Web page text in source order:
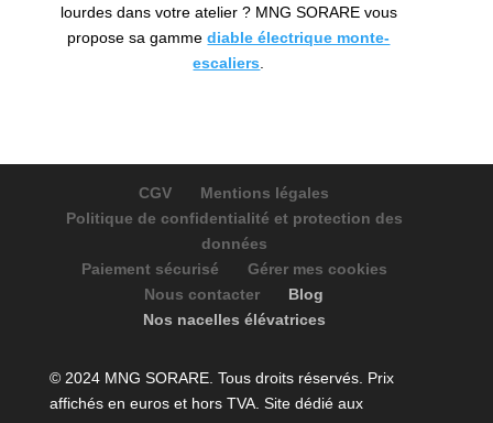
lourdes dans votre atelier ? MNG SORARE vous
propose sa gammediable électrique monte-
escaliers.
CGV
Mentions légales
Politique de confidentialité et protection des
données
Paiement sécurisé
Gérer mes cookies
Nous contacter
Blog
Nos nacelles élévatrices
© 2024 MNG SORARE. Tous droits réservés. Prix
affichés en euros et hors TVA. Site dédié aux